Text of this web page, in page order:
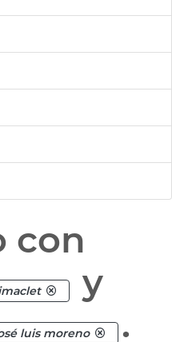
con
y
luis moreno .